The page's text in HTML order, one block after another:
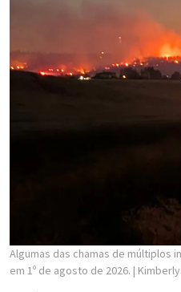
Algumas das chamas de múltiplos
em 1º de agosto de 2026. |